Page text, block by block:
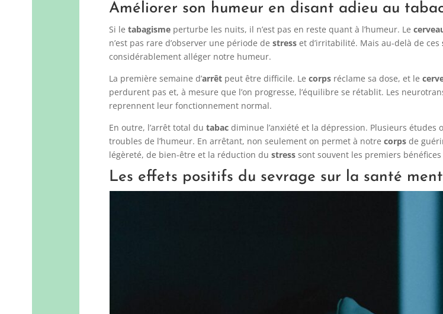
Améliorer son humeur en disant adieu au
Si letabagisme perturbe les nuits, il n’est pas en reste quant à l’humeur. Le
n’est pas rare d’observer une période destress et d’irritabilité. Mais au-delà de ces
considérablement alléger notre humeur.
La première semaine d’arrêt peut être difficile. Lecorps réclame sa dose, et le
perdurent pas et, à mesure que l’on progresse, l’équilibre se rétablit. Les
reprennent leur fonctionnement normal.
En outre, l’arrêt total dutabac diminue l’anxiété et la dépression. Plusieurs
troubles de l’humeur. En arrêtant, non seulement on permet à notrecorps de
légèreté, de bien-être et la réduction dustress sont souvent les premiers bénéfices
Les effets positifs du sevrage sur la santé